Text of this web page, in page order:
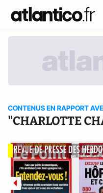
CONTENUS EN RAPPORT
"CHARLOTTE